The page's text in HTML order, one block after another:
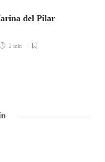
del Pilar
2 min